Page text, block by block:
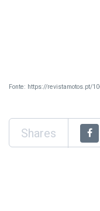
Fonte: https://revistamotos.pt/
Shares